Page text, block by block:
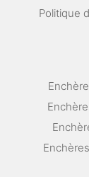
Politique